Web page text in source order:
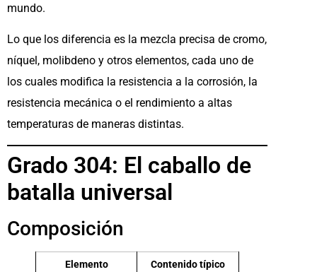
mundo.
Lo que los diferencia es la mezcla precisa de cromo,
níquel, molibdeno y otros elementos, cada uno de
los cuales modifica la resistencia a la corrosión, la
resistencia mecánica o el rendimiento a altas
temperaturas de maneras distintas.
Grado 304: El caballo de
batalla universal
Composición
Elemento Contenido típico